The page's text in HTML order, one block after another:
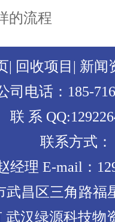
的流程
| 回收项目 | 新闻
司电话：185-
联 系
联系方式：
经理 E-mail：
武昌区三角路福
武汉绿源科技物